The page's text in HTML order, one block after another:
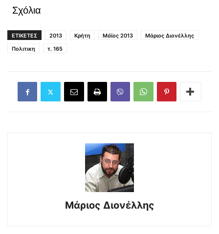
Σχόλια
ΕΤΙΚΕΤΕΣ 2013 Κρήτη Μάϊος 2013
Μάριος Διονέλλης
Πολιτικη
τ. 165
Μάριος Διονέλλης